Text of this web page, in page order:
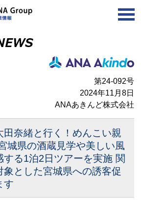
第24-092号
2024年11月8日
ANAあきんど株式会社
田奈緒と行く！めんこい親
城県の酒蔵見学や美しい風
する1泊2日ツアーを実施 関
象とした宮城県への誘客促
す